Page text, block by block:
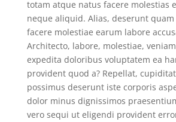
totam atque natus facere molestias
neque aliquid. Alias, deserunt
facere molestiae earum labore
Architecto, labore, molestiae,
expedita doloribus voluptatem ea
provident quod a? Repellat,
possimus deserunt iste corporis
dolor minus dignissimos
vero sequi ut eligendi provident